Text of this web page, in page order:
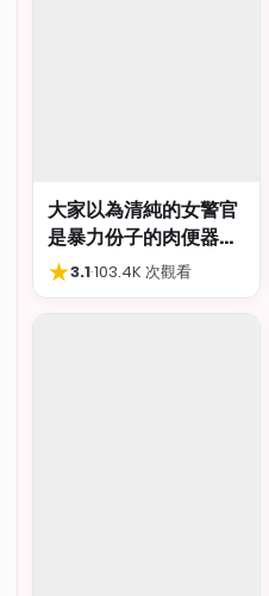
大家以為清純的女警官
是暴力份子的肉便器，
肛交多P都可以
★3.1·103.4K 次觀看